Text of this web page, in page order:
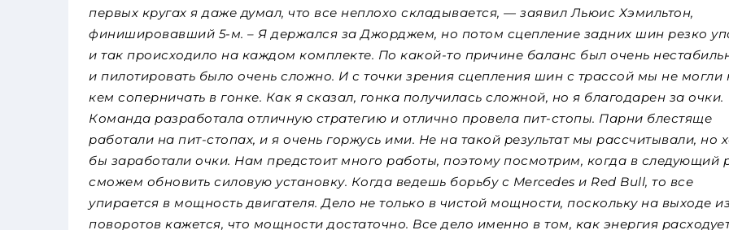
первых кругах я даже думал, что все неплохо складывается, — заявил Льюис Хэмильтон,
финишировавший 5-м. – Я держался за Джорджем, но потом сцепление задних шин резко
и так происходило на каждом комплекте. По какой-то причине баланс был очень
и пилотировать было очень сложно. И с точки зрения сцепления шин с трассой мы не могли
кем соперничать в гонке. Как я сказал, гонка получилась сложной, но я благодарен за очки.
Команда разработала отличную стратегию и отлично провела пит-стопы. Парни блестяще
работали на пит-стопах, и я очень горжусь ими. Не на такой результат мы рассчитывали, но
бы заработали очки. Нам предстоит много работы, поэтому посмотрим, когда в следующий
сможем обновить силовую установку. Когда ведешь борьбу с Mercedes и Red Bull, то все
упирается в мощность двигателя. Дело не только в чистой мощности, поскольку на выходе из
поворотов кажется, что мощности достаточно. Все дело именно в том, как энергия